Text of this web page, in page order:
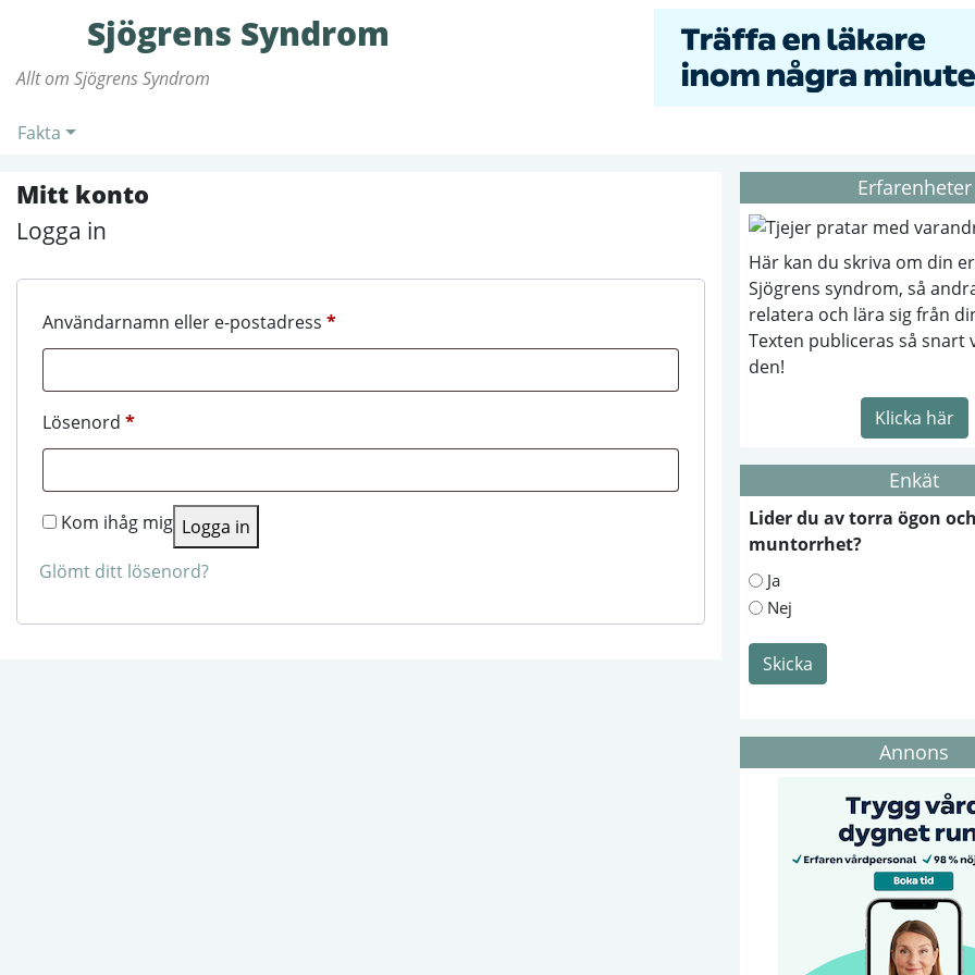
Sjögrens Syndrom
Allt om Sjögrens Syndrom
Fakta
Mitt konto
Logga in
Användarnamn eller e-postadress *Obligatoriskt
Lösenord *Obligatoriskt
Kom ihåg mig Logga in
Glömt ditt lösenord?
Erfarenheter
Här kan du skriva om din
Sjögrens syndrom, så
relatera och lära sig från
Texten publiceras så snart
den!
Klicka här
Enkät
Lider du av torra ögon
muntorrhet?
Ja
Nej
Skicka
Annons